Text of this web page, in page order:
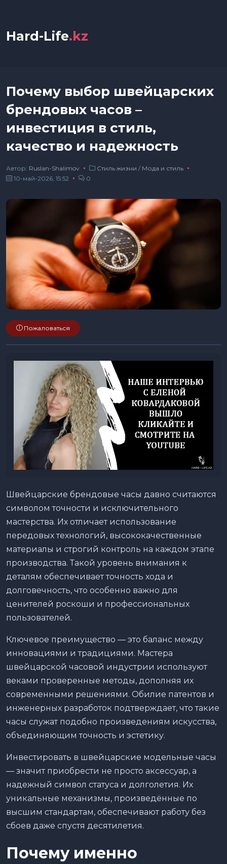
Hard-Life.kz
Почему выбор швейцарских
брендовых часов –
инвестиция в стиль,
качество и надежность
Автор: Ruslan-Shalimov Стиль жизни / Мода и стиль
10-май-2026, 15:52
0
Пожаловаться
Швейцарские брендовые часы давно считаются
символом точности и исключительного
мастерства. Их отличает использование
передовых технологий, высококачественные
материалы и строгий контроль на каждом этапе
производства. Такой уровень внимания к
деталям обеспечивает точность хода и
долговечность, что особенно важно для
ценителей роскоши и профессиональных
пользователей.
Ключевое преимущество — это баланс между
инновациями и традициями. Мастера
швейцарской часовой индустрии используют
веками проверенные методы, дополняя их
современными решениями. Обилие патентов и
инженерных разработок подтверждает, что такие
часы служат подобно произведениям искусства,
объединяющим точность и эстетику.
Инвестировать в швейцарские модельные часы
— значит приобрести не просто аксессуар, а
надежный символ статуса и долголетия. Их
уникальные механизмы, произведённые по
высшим стандартам, обеспечивают работу без
сбоев даже спустя десятилетия.
Почему именно